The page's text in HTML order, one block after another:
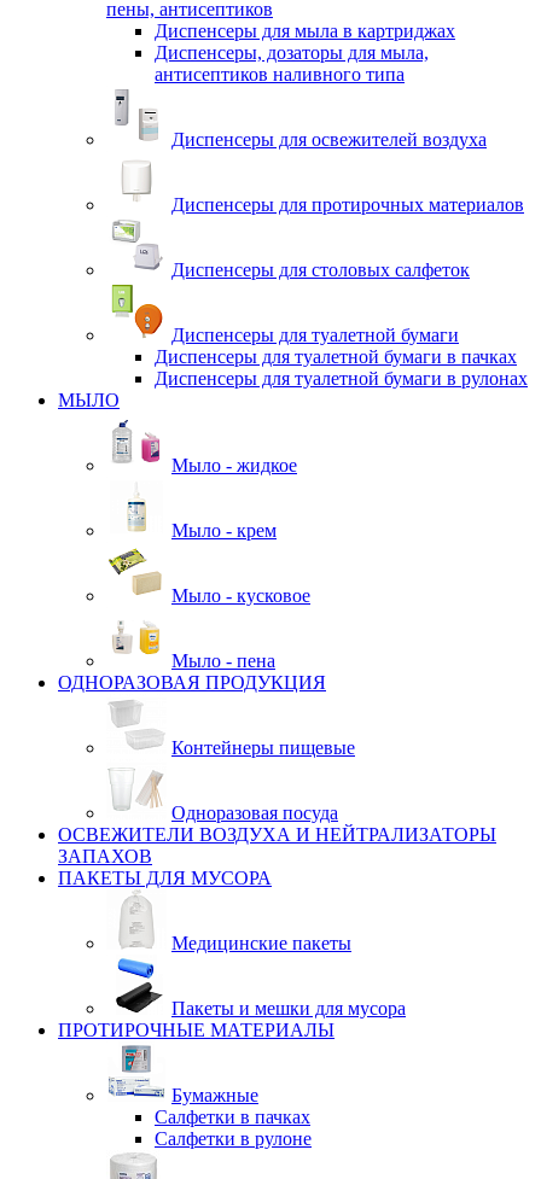
пены, антисептиков
Диспенсеры для мыла в картриджах
Диспенсеры, дозаторы для мыла,
антисептиков наливного типа
Диспенсеры для освежителей воздуха
Диспенсеры для протирочных материалов
Диспенсеры для столовых салфеток
Диспенсеры для туалетной бумаги
Диспенсеры для туалетной бумаги в пачках
Диспенсеры для туалетной бумаги в рулонах
МЫЛО
Мыло - жидкое
Мыло - крем
Мыло - кусковое
Мыло - пена
ОДНОРАЗОВАЯ ПРОДУКЦИЯ
Контейнеры пищевые
Одноразовая посуда
ОСВЕЖИТЕЛИ ВОЗДУХА И НЕЙТРАЛИЗАТОРЫ
ЗАПАХОВ
ПАКЕТЫ ДЛЯ МУСОРА
Медицинские пакеты
Пакеты и мешки для мусора
ПРОТИРОЧНЫЕ МАТЕРИАЛЫ
Бумажные
Салфетки в пачках
Салфетки в рулоне